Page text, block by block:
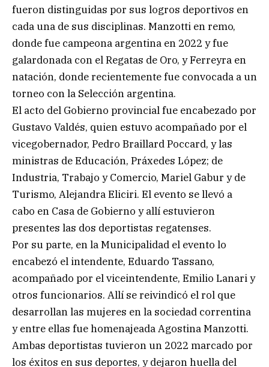
fueron distinguidas por sus logros deportivos en
cada una de sus disciplinas. Manzotti en remo,
donde fue campeona argentina en 2022 y fue
galardonada con el Regatas de Oro, y Ferreyra en
natación, donde recientemente fue convocada a un
torneo con la Selección argentina.
El acto del Gobierno provincial fue encabezado por
Gustavo Valdés, quien estuvo acompañado por el
vicegobernador, Pedro Braillard Poccard, y las
ministras de Educación, Práxedes López; de
Industria, Trabajo y Comercio, Mariel Gabur y de
Turismo, Alejandra Eliciri. El evento se llevó a
cabo en Casa de Gobierno y allí estuvieron
presentes las dos deportistas regatenses.
Por su parte, en la Municipalidad el evento lo
encabezó el intendente, Eduardo Tassano,
acompañado por el viceintendente, Emilio Lanari y
otros funcionarios. Allí se reivindicó el rol que
desarrollan las mujeres en la sociedad correntina
y entre ellas fue homenajeada Agostina Manzotti.
Ambas deportistas tuvieron un 2022 marcado por
los éxitos en sus deportes, y dejaron huella del